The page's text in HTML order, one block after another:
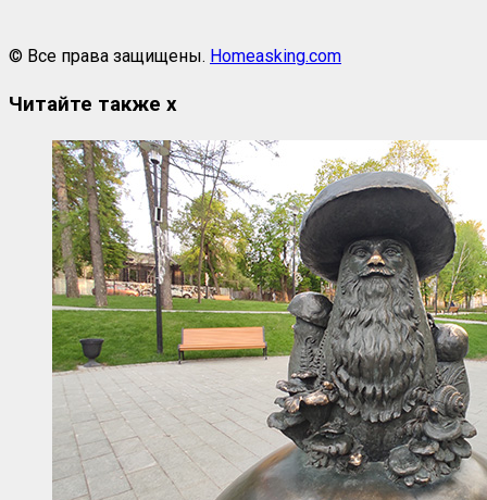
© Все права защищены. Homeasking.com
Читайте также x